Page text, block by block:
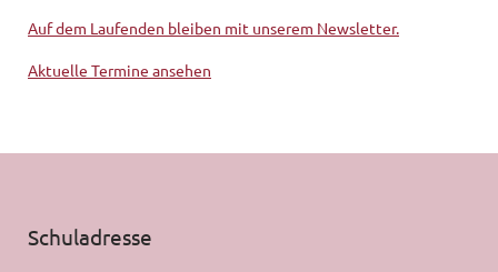
Auf dem Laufenden bleiben mit unserem Newsletter.
Aktuelle Termine ansehen
Schuladresse